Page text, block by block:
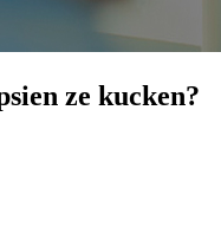
ze kucken?